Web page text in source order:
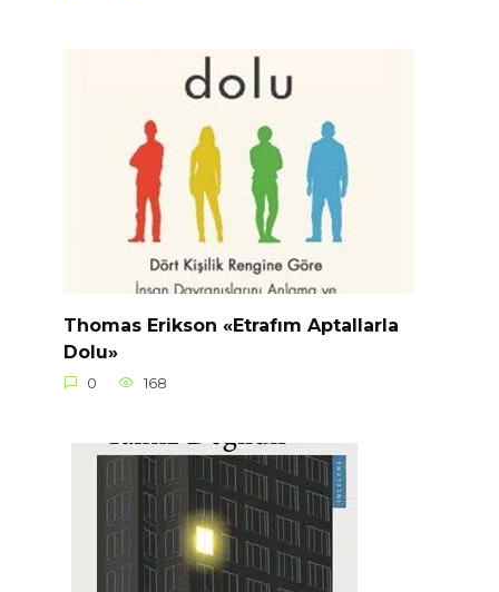
Thomas Erikson «Etrafım Aptallarla
Dolu»
0 168